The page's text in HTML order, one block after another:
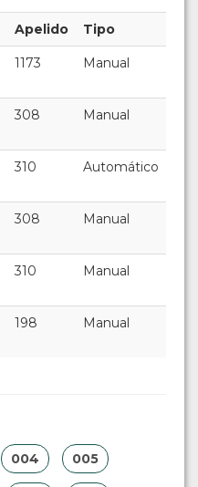
Apelido Tipo
1173 Manual
308 Manual
310 Automático
308 Manual
310 Manual
198 Manual
004 005